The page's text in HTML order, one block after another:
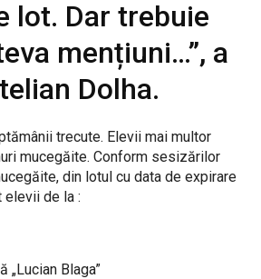
lot. Dar trebuie
mențiuni…”, a
Dolha.
trecute. Elevii mai multor
mucegăite. Conform sesizărilor
din lotul cu data de expirare
elevii de la :
„Lucian Blaga”